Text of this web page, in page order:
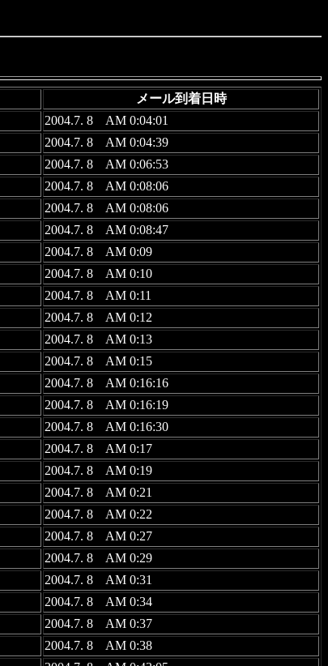
メール到着日時
2004.7. 8 AM 0:04:01
2004.7. 8 AM 0:04:39
2004.7. 8 AM 0:06:53
2004.7. 8 AM 0:08:06
2004.7. 8 AM 0:08:06
2004.7. 8 AM 0:08:47
2004.7. 8 AM 0:09
2004.7. 8 AM 0:10
2004.7. 8 AM 0:11
2004.7. 8 AM 0:12
2004.7. 8 AM 0:13
2004.7. 8 AM 0:15
2004.7. 8 AM 0:16:16
2004.7. 8 AM 0:16:19
2004.7. 8 AM 0:16:30
2004.7. 8 AM 0:17
2004.7. 8 AM 0:19
2004.7. 8 AM 0:21
2004.7. 8 AM 0:22
2004.7. 8 AM 0:27
2004.7. 8 AM 0:29
2004.7. 8 AM 0:31
2004.7. 8 AM 0:34
2004.7. 8 AM 0:37
2004.7. 8 AM 0:38